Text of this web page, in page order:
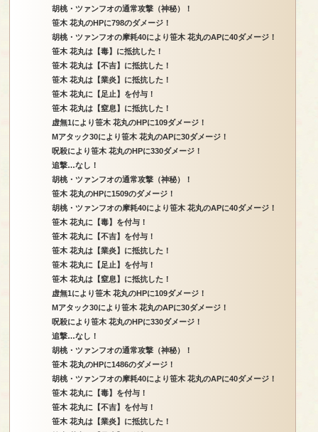
胡桃・ツァンフオの通常攻撃（神秘）！
笹木 花丸のHPに798のダメージ！
胡桃・ツァンフオの摩耗40により笹木 花丸のAPに40ダメージ！
笹木 花丸は【毒】に抵抗した！
笹木 花丸は【不吉】に抵抗した！
笹木 花丸は【業炎】に抵抗した！
笹木 花丸に【足止】を付与！
笹木 花丸は【窒息】に抵抗した！
虚無1により笹木 花丸のHPに109ダメージ！
Mアタック30により笹木 花丸のAPに30ダメージ！
呪殺により笹木 花丸のHPに330ダメージ！
追撃…なし！
胡桃・ツァンフオの通常攻撃（神秘）！
笹木 花丸のHPに1509のダメージ！
胡桃・ツァンフオの摩耗40により笹木 花丸のAPに40ダメージ！
笹木 花丸に【毒】を付与！
笹木 花丸に【不吉】を付与！
笹木 花丸は【業炎】に抵抗した！
笹木 花丸に【足止】を付与！
笹木 花丸は【窒息】に抵抗した！
虚無1により笹木 花丸のHPに109ダメージ！
Mアタック30により笹木 花丸のAPに30ダメージ！
呪殺により笹木 花丸のHPに330ダメージ！
追撃…なし！
胡桃・ツァンフオの通常攻撃（神秘）！
笹木 花丸のHPに1486のダメージ！
胡桃・ツァンフオの摩耗40により笹木 花丸のAPに40ダメージ！
笹木 花丸に【毒】を付与！
笹木 花丸に【不吉】を付与！
笹木 花丸は【業炎】に抵抗した！